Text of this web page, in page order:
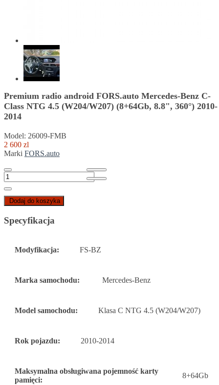
Premium radio android FORS.auto Mercedes-Benz C-
Class NTG 4.5 (W204/W207) (8+64Gb, 8.8", 360°) 2010-
2014
Model: 26009-FMB
2 600 zl
Marki FORS.auto
Dodaj do koszyka
Specyfikacja
Modyfikacja: FS-BZ
Marka samochodu: Mercedes-Benz
Model samochodu: Klasa C NTG 4.5 (W204/W207)
Rok pojazdu: 2010-2014
Maksymalna obsługiwana pojemność karty
pamięci:
8+64Gb